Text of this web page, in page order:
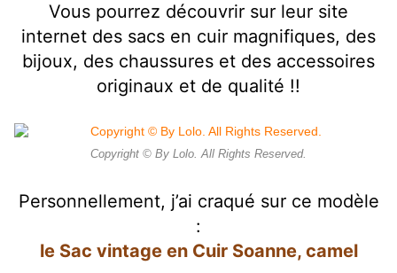
Vous pourrez découvrir sur leur site
internet des sacs en cuir magnifiques, des
bijoux, des chaussures et des accessoires
originaux et de qualité !!
Copyright © By Lolo. All Rights Reserved.
Personnellement, j’ai craqué sur ce modèle
:
le Sac vintage en Cuir Soanne, camel